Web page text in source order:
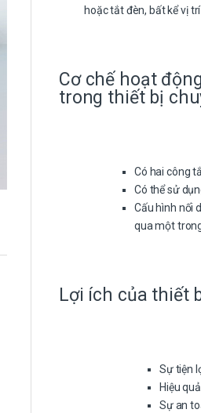
hoặc tắt đèn, bất kể vị
Cơ chế hoạt
trong thiết bị
Có hai công
Có thể sử
Cấu hình nối
qua một
Lợi ích của thiết
Sự tiện
Hiệu
Sự an